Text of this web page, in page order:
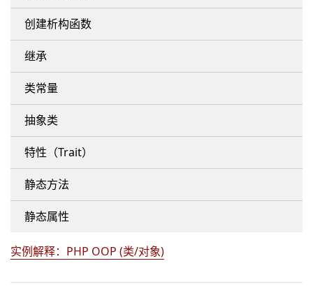
创建析构函数
继承
类常量
抽象类
特性（Trait）
静态方法
静态属性
实例解释：PHP OOP (类/对象)